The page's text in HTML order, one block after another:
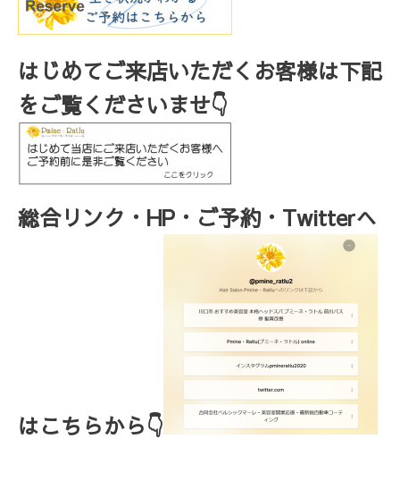
はじめてご来店いただくお客様は下記
をご覧くださいませ👇
総合リンク・HP・ご予約・Twitterへ
はこちらから👇